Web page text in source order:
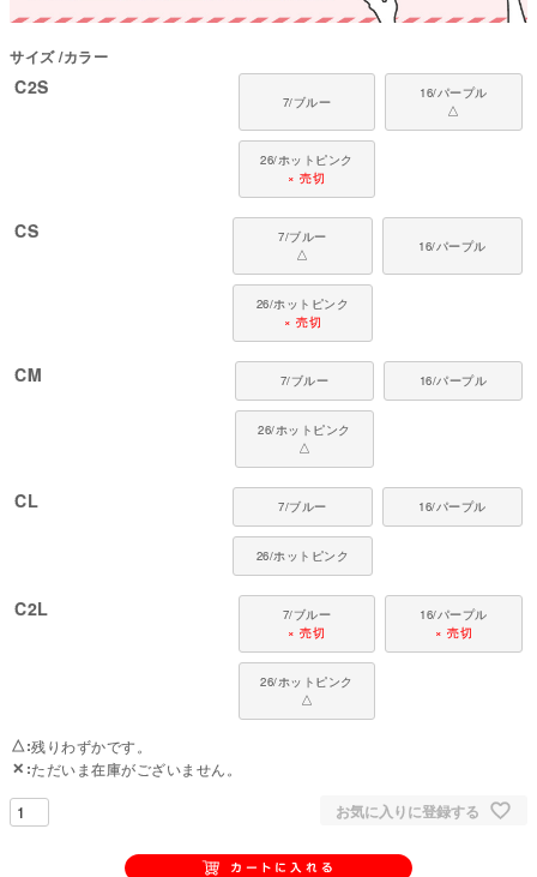
は、服が治癒を助けて生活を快適にします。
着てくれる服」を追求。多くの猫と飼い主さんに支持されています。
最初は歩き方がぎこちなくなったり、転んでしまうことも。慣れるまでは、
そばで優しく見守ってあげてください。
トヘアー、メインクーン、ノルウェージャン フォレスト キャット、シャムな
サイズ カラー
C2S
7/ブルー
16/パープル
△
26/ホットピンク
× 売切
CS
7/ブルー
△
16/パープル
26/ホットピンク
× 売切
CM 7/ブルー 16/パープル
26/ホットピンク
△
CL 7/ブルー 16/パープル
26/ホットピンク
C2L
7/ブルー
× 売切
16/パープル
× 売切
26/ホットピンク
△
△ 残りわずかです。
✕ ただいま在庫がございません。
お気に入りに登録する